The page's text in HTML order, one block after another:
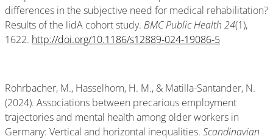
differences in the subjective need for medical rehabilitation?
Results of the lidA cohort study. BMC Public Health 24(1),
1622. http://doi.org/10.1186/s12889-024-19086-5
Rohrbacher, M., Hasselhorn, H. M., & Matilla-Santander, N.
(2024). Associations between precarious employment
trajectories and mental health among older workers in
Germany: Vertical and horizontal inequalities. Scandinavian